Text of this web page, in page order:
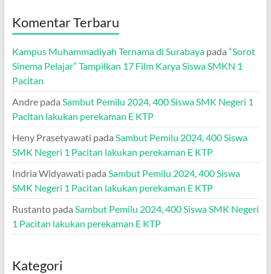
Komentar Terbaru
Kampus Muhammadiyah Ternama di Surabayapada “Sorot
Sinema Pelajar” Tampilkan 17 Film Karya Siswa SMKN 1
Pacitan
Andrepada Sambut Pemilu 2024, 400 Siswa SMK Negeri 1
Pacitan lakukan perekaman E KTP
Heny Prasetyawati pada Sambut Pemilu 2024, 400 Siswa
SMK Negeri 1 Pacitan lakukan perekaman E KTP
Indria Widyawati pada Sambut Pemilu 2024, 400 Siswa
SMK Negeri 1 Pacitan lakukan perekaman E KTP
Rustantopada Sambut Pemilu 2024, 400 Siswa SMK Negeri
1 Pacitan lakukan perekaman E KTP
Kategori